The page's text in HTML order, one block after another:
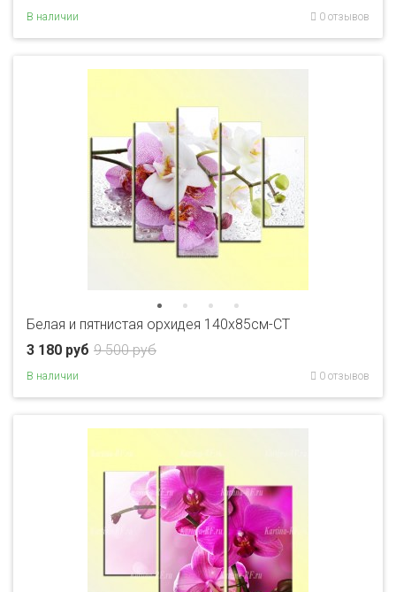
В наличии 0 отзывов
Белая и пятнистая орхидея 140х85см-CT
9 500 руб
3 180 руб
В наличии 0 отзывов